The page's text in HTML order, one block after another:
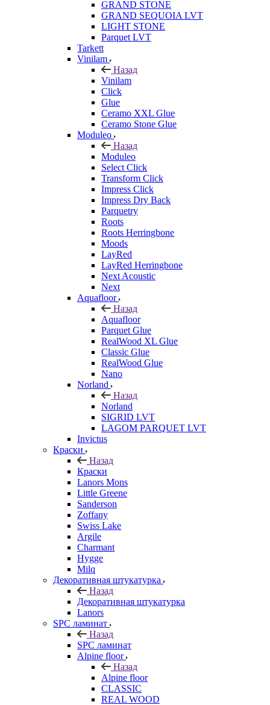
GRAND STONE
GRAND SEQUOIA LVT
LIGHT STONE
Parquet LVT
Tarkett
Vinilam
Назад
Vinilam
Click
Glue
Ceramo XXL Glue
Ceramo Stone Glue
Moduleo
Назад
Moduleo
Select Click
Transform Click
Impress Click
Impress Dry Back
Parquetry
Roots
Roots Herringbone
Moods
LayRed
LayRed Herringbone
Next Acoustic
Next
Aquafloor
Назад
Aquafloor
Parquet Glue
RealWood XL Glue
Classic Glue
RealWood Glue
Nano
Norland
Назад
Norland
SIGRID LVT
LAGOM PARQUET LVT
Invictus
Краски
Назад
Краски
Lanors Mons
Little Greene
Sanderson
Zoffany
Swiss Lake
Argile
Charmant
Hygge
Milq
Декоративная штукатурка
Назад
Декоративная штукатурка
Lanors
SPC ламинат
Назад
SPC ламинат
Alpine floor
Назад
Alpine floor
CLASSIC
REAL WOOD